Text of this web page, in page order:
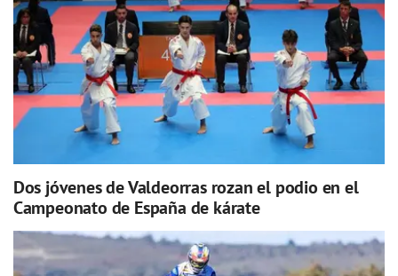
Dos jóvenes de Valdeorras rozan el podio en el
Campeonato de España de kárate